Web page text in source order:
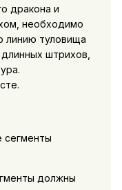
дракона и
необходимо
линию туловища
штрихов,
сегменты
должны